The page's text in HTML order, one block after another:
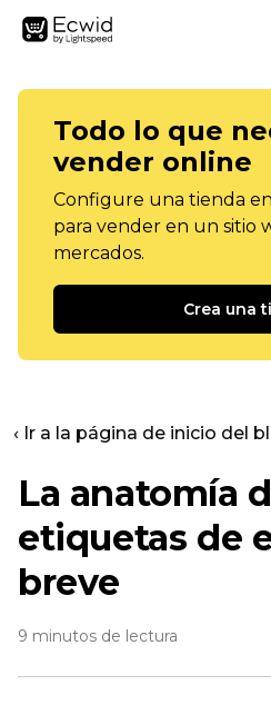
Todo lo que
vender online
Configure una tienda
para vender en un sitio
mercados.
Crea una
‹ Ir a la página de inicio del
La anatomía
etiquetas de
breve
9 minutos de lectura